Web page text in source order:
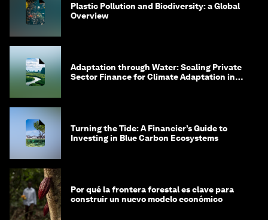
Plastic Pollution and Biodiversity: a Global
Overview
Adaptation through Water: Scaling Private
Sector Finance for Climate Adaptation in
Turning the Tide: A Financier’s Guide to
Investing in Blue Carbon Ecosystems
Por qué la frontera forestal es clave para
construir un nuevo modelo económico